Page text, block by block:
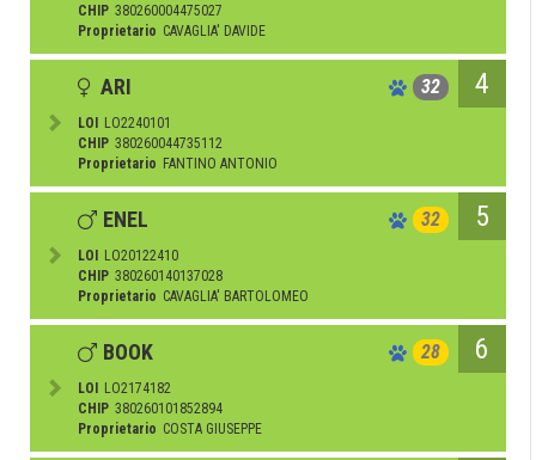
CHIP 380260004475027
Proprietario CAVAGLIA' DAVIDE
ARI 32 4
LOI
LO2240101
CHIP 380260044735112
Proprietario FANTINO ANTONIO
ENEL 32 5
LOI
LO20122410
CHIP 380260140137028
Proprietario CAVAGLIA' BARTOLOMEO
BOOK 28 6
LOI
LO2174182
CHIP 380260101852894
Proprietario COSTA GIUSEPPE